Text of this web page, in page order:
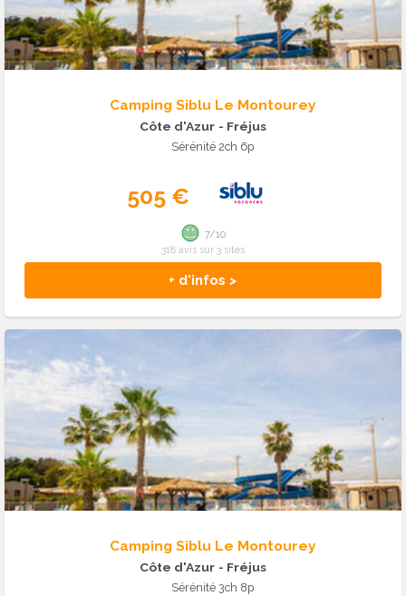
Camping Siblu Le Montourey
Côte d'Azur - Fréjus
Sérénité 2ch 6p
505 €
+ d'infos >
7/10
318 avis sur 3 sites
Camping Siblu Le Montourey
Côte d'Azur - Fréjus
Sérénité 3ch 8p